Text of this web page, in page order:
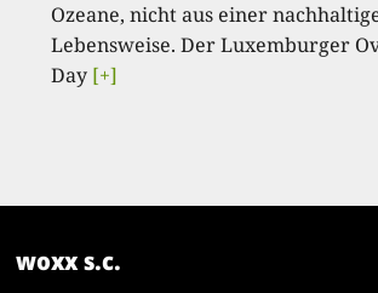
Ozeane, nicht aus einer
Lebensweise. Der Luxemburger
Day [+]
woxx s.c.